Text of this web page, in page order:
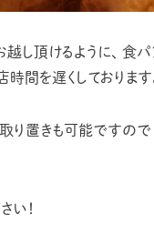
し頂けるように、 食パ
間を遅くしております
り置きも可能ですので
い！